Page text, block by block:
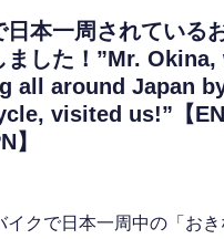
日本一周されている
ました！”Mr.
all around Japan
visited us!”【
】
イクで日本一周中の「お